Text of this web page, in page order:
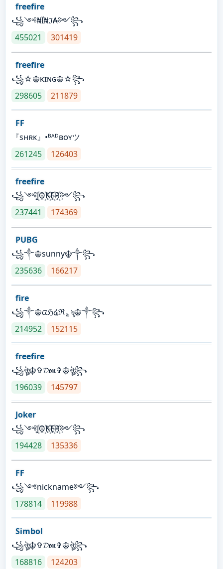
freefire
꧁༺₦Ї₦ℑ₳༻꧂
455021
301419
freefire
꧁☆☬κɪɴɢ☬☆꧂
298605
211879
FF
『sʜʀᴋ』•ᴮᴬᴰʙᴏʏツ
261245
126403
freefire
꧁༺J꙰O꙰K꙰E꙰R꙰༻꧂
237441
174369
PUBG
꧁༒☬sunny☬༒꧂
235636
166217
fire
꧁༒☬ᤂℌ໔ℜ؏ৡ☬༒꧂
214952
152115
freefire
꧁ঔৣ☬✞𝓓𝖔𝖓✞☬ঔৣ꧂
196039
145797
Joker
꧁༺J꙰O꙰K꙰E꙰R꙰༻꧂
194428
135336
FF
꧁༺nickname༻꧂
178814
119988
Simbol
꧁ঔৣ☬✞𝓓𝖔𝖓✞☬ঔৣ꧂
168816
124203